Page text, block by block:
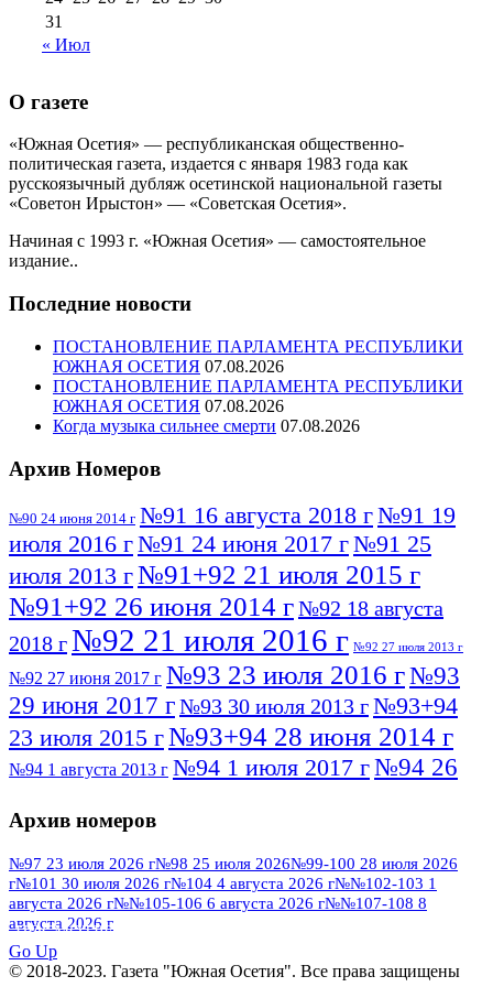
31
« Июл
О газете
«Южная Осетия» — республиканская общественно-
политическая газета, издается с января 1983 года как
русскоязычный дубляж осетинской национальной газеты
«Советон Ирыстон» — «Советская Осетия».
Начиная с 1993 г. «Южная Осетия» — самостоятельное
издание..
Последние новости
ПОСТАНОВЛЕНИЕ ПАРЛАМЕНТА РЕСПУБЛИКИ
ЮЖНАЯ ОСЕТИЯ 07.08.2026
ПОСТАНОВЛЕНИЕ ПАРЛАМЕНТА РЕСПУБЛИКИ
ЮЖНАЯ ОСЕТИЯ 07.08.2026
Когда музыка сильнее смерти 07.08.2026
Архив Номеров
№90 24 июня 2014 г №91 16 августа 2018 г№91 19
июля 2016 г№91 24 июня 2017 г№91 25
июля 2013 г№91+92 21 июля 2015 г
№91+92 26 июня 2014 г№92 18 августа
2018 г№92 21 июля 2016 г №92 27 июля 2013 г
№92 27 июня 2017 г №93 23 июля 2016 г№93
29 июня 2017 г№93 30 июля 2013 г№93+94
23 июля 2015 г№93+94 28 июня 2014 г
№94 1 августа 2013 г №94 1 июля 2017 г№94 26
№95 7 августа 2012 г
№95 28 июля 2016 г №95+96 3 августа
2013 г№96 6 июля 2017 г№96 9 августа
2012 г №96 28 июля 2015 г
№96+97 30 июля 2016 г
Архив номеров
№97 23 июля 2026 г№98 25 июля 2026№99-100 28 июля 2026
г№101 30 июля 2026 г№104 4 августа 2026 г№№102-103 1
августа 2026 г№№105-106 6 августа 2026 г№№107-108 8
августа 2026 г
ПОСМОТРЕТЬ ВСЕ
Go Up
© 2018-2023. Газета "Южная Осетия". Все права защищены